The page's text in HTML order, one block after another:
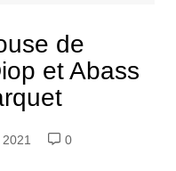
de
et Abass
0